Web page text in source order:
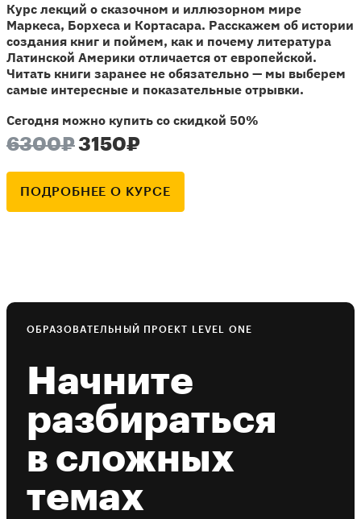
Курс лекций о сказочном и иллюзорном мире
Маркеса, Борхеса и Кортасара. Расскажем об истории
создания книг и поймем, как и почему литература
Латинской Америки отличается от европейской.
Читать книги заранее не обязательно — мы выберем
самые интересные и показательные отрывки.
Сегодня можно купить со скидкой 50%
6300₽3150₽
ПОДРОБНЕЕ О КУРСЕ
ОБРАЗОВАТЕЛЬНЫЙ ПРОЕКТ LEVEL ONE
Начните
разбираться
в сложных
темах